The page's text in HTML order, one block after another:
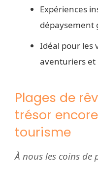
Expériences
dépaysement
Idéal pour les
aventuriers et
Plages de
trésor
tourisme
À nous les coins de